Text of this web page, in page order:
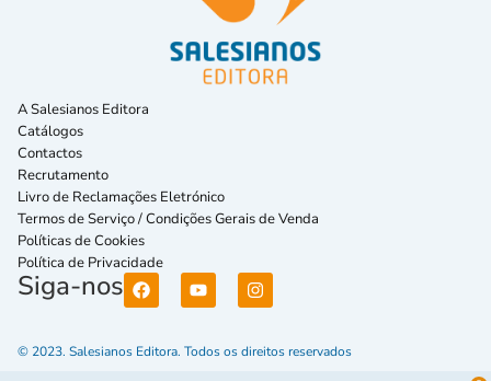
A Salesianos Editora
Catálogos
Contactos
Recrutamento
Livro de Reclamações Eletrónico
Termos de Serviço / Condições Gerais de Venda
Políticas de Cookies
Política de Privacidade
Siga-nos
© 2023. Salesianos Editora. Todos os direitos reservados